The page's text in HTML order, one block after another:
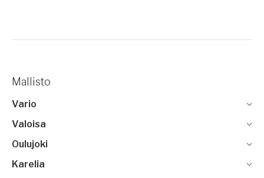
Mallisto
Vario
Valoisa
Oulujoki
Karelia